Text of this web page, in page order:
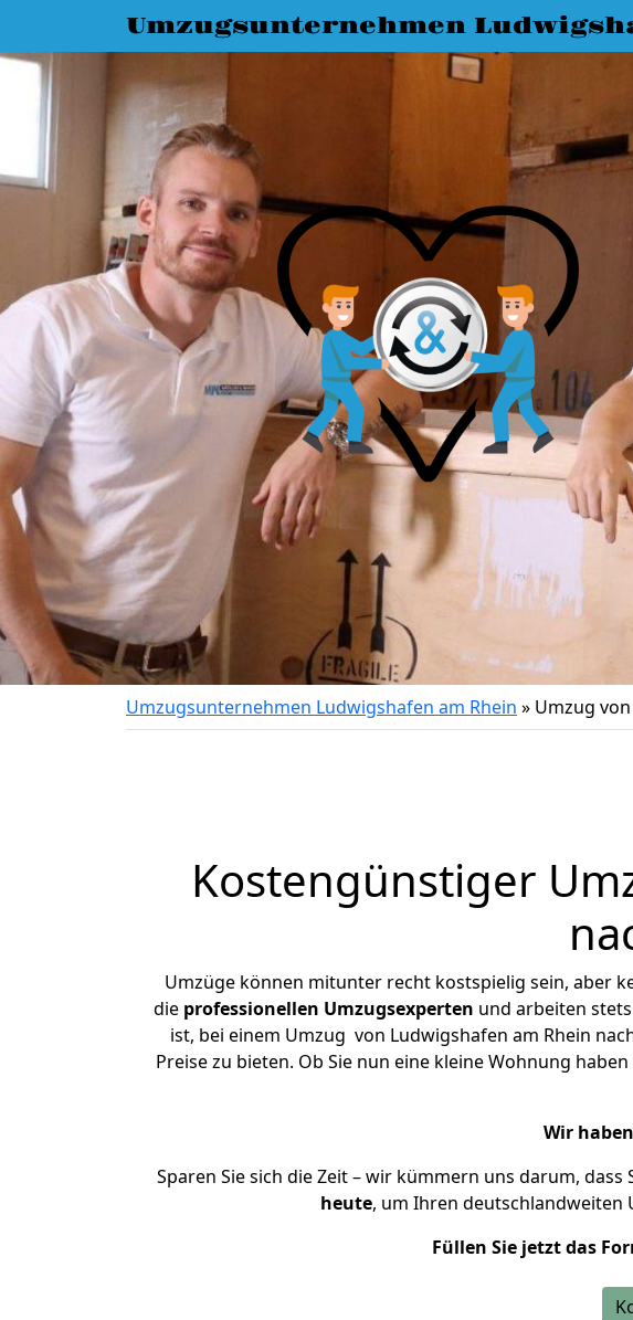
Umzugsunternehmen
Umzugsunternehmen Ludwigshafen am Rhein » Umzug
Kostengünstiger
Umzüge können mitunter recht kostspielig sein, aber
die professionellen Umzugsexperten und arbeiten
ist, bei einem Umzug von Ludwigshafen am Rhein
Preise zu bieten. Ob Sie nun eine kleine Wohnung
Wir
Sparen Sie sich die Zeit – wir kümmern uns darum,
heute, um Ihren deutschlandweiten
Füllen Sie jetzt das